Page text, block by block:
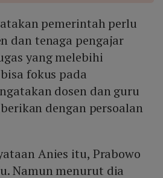
pemerintah perlu
dan tenaga pengajar
yang melebihi
fokus pada
dosen dan guru
dengan persoalan
Anies itu, Prabowo
Namun menurut dia